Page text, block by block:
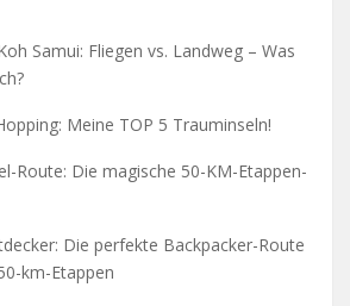
Samui: Fliegen vs. Landweg – Was
Meine TOP 5 Trauminseln!
Route: Die magische 50-KM-Etappen-
Die perfekte Backpacker-Route
km-Etappen